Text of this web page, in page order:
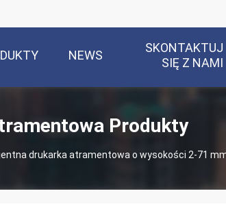
NEWS
SKONTAKTUJ
SIĘ Z NAMI
Produkty
drukarka atramentowa o wysokości 2-71